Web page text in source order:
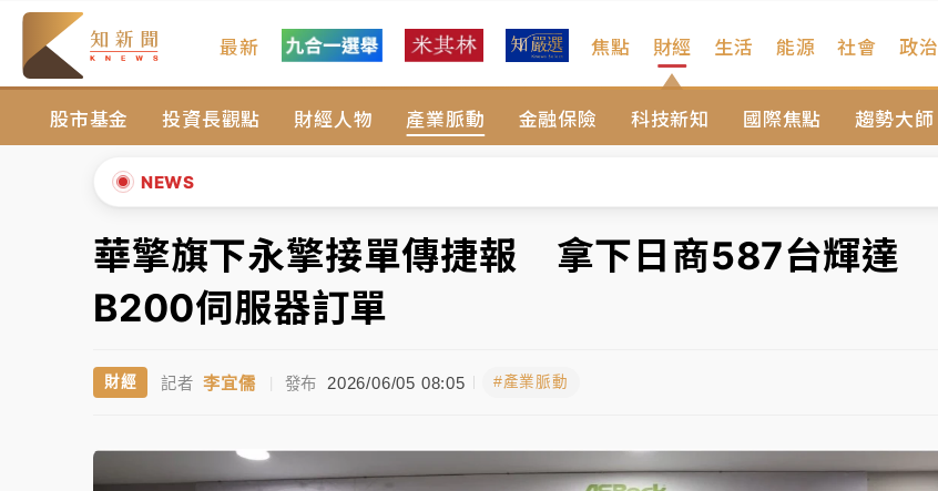
最新 焦點 財經
股市基金 投資長觀點 財經人物 產業脈動 金融保險 科技新知 國際焦點 趨勢大師
生活 能源 社會 政治
NEWS
暑假過三周才推「E宿新北打卡趣」！抽獎程序複雜 觀旅局回應了
中信慈善基金會想增加董事人數！辜仲諒向法院聲請遭駁 理由曝光
故宮《龍藏經》特展第2檔！今線上預約開賣一度塞車 周六起展出延長至晚上7時
台東農業處長涉圖利渡假村！東檢抗告成功 今重開羈押庭
女律師陳昱瑄詐慈濟10億！黃金158kg遭查扣畫面曝光
▲
華擎旗下永擎接單傳捷報 拿下日商587台輝達
B200伺服器訂單
財經 記者 李宜儒 | 發布 2026/06/05 08:05 #產業脈動